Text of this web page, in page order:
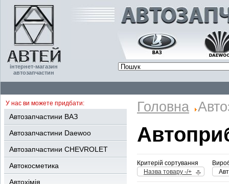
інтернет-магазин
автозапчастин
У нас ви можете придбати:
Автозапчастини ВАЗ
Автозапчастини Daewoo
Автозапчастини CHEVROLET
Автокосметика
Автохімія
Головна
Критерій сортування
Назва товару -/+